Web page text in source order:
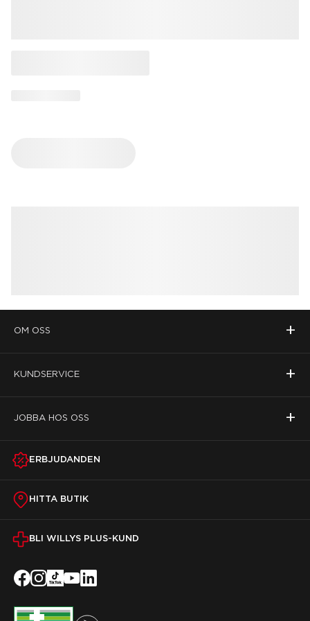
OM OSS +
KUNDSERVICE +
JOBBA HOS OSS +
ERBJUDANDEN
HITTA BUTIK
BLI WILLYS PLUS-KUND